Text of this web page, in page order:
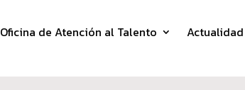
Oficina de Atención al Talento Actualidad